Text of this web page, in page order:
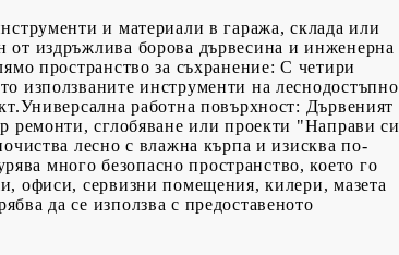
и материали в гаража, склада или
от издръжлива борова дървесина и инженерна
пространство за съхранение: С четири
използваните инструменти на леснодостъпно
работна повърхност: Дървеният
ремонти, сглобяване или проекти "Направи си
лесно с влажна кърпа и изисква по-
много безопасно пространство, което го
офиси, сервизни помещения, килери, мазета
да се използва с предоставеното